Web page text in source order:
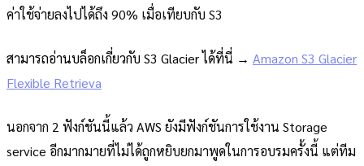
ค่าใช้จ่ายลงไปได้ถึง 90% เมื่อเทียบกับ S3
สามารถอ่านบล็อกเกี่ยวกับ S3 Glacier ได้ที่นี่ → Amazon S3 Glacier
Flexible Retrieva
นอกจาก 2 ฟังก์ชันนี้แล้ว AWS ยังมีฟังก์ชันการใช้งาน Storage
service อีกมากมายที่ไม่ได้ถูกหยิบยกมาพูดในการอบรมครั้งนี้ แต่ทีม